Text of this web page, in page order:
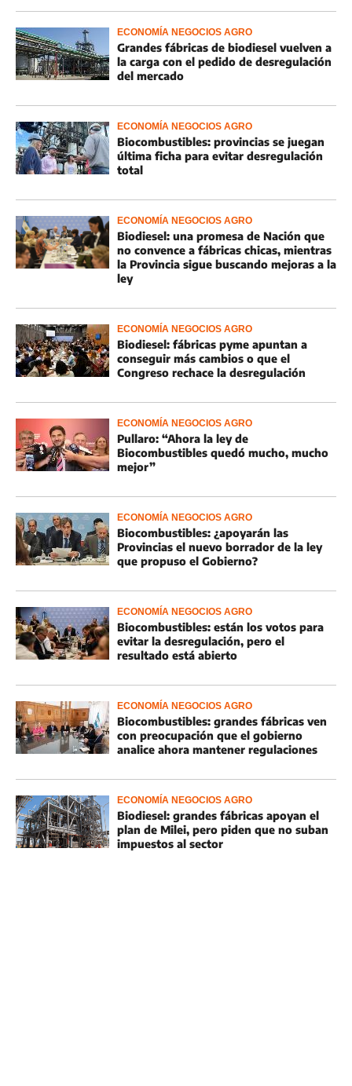
ECONOMÍA NEGOCIOS AGRO
Grandes fábricas de biodiesel vuelven a
la carga con el pedido de desregulación
del mercado
ECONOMÍA NEGOCIOS AGRO
Biocombustibles: provincias se juegan
última ficha para evitar desregulación
total
ECONOMÍA NEGOCIOS AGRO
Biodiesel: una promesa de Nación que
no convence a fábricas chicas, mientras
la Provincia sigue buscando mejoras a la
ley
ECONOMÍA NEGOCIOS AGRO
Biodiesel: fábricas pyme apuntan a
conseguir más cambios o que el
Congreso rechace la desregulación
ECONOMÍA NEGOCIOS AGRO
Pullaro: “Ahora la ley de
Biocombustibles quedó mucho, mucho
mejor”
ECONOMÍA NEGOCIOS AGRO
Biocombustibles: ¿apoyarán las
Provincias el nuevo borrador de la ley
que propuso el Gobierno?
ECONOMÍA NEGOCIOS AGRO
Biocombustibles: están los votos para
evitar la desregulación, pero el
resultado está abierto
ECONOMÍA NEGOCIOS AGRO
Biocombustibles: grandes fábricas ven
con preocupación que el gobierno
analice ahora mantener regulaciones
ECONOMÍA NEGOCIOS AGRO
Biodiesel: grandes fábricas apoyan el
plan de Milei, pero piden que no suban
impuestos al sector